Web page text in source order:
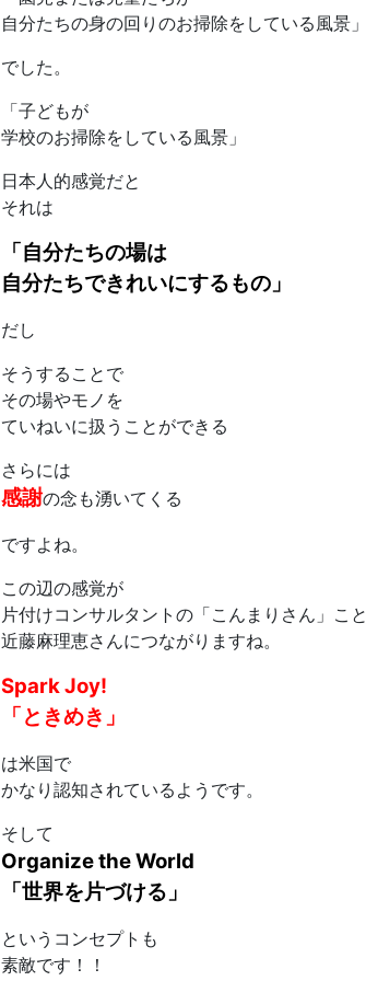
自分たちの身の回りのお掃除をしている風景
でした。
「子どもが
学校のお掃除をしている風景」
日本人的感覚だと
それは
「自分たちの場は
自分たちできれいにするもの」
だし
そうすることで
その場やモノを
ていねいに扱うことができる
さらには
感謝の念も湧いてくる
ですよね。
この辺の感覚が
片付けコンサルタントの「こんまりさん」こ
近藤麻理恵さんにつながりますね。
Spark Joy!
「ときめき」
は米国で
かなり認知されているようです。
そして
Organize the World
「世界を片づける」
というコンセプトも
素敵です！！